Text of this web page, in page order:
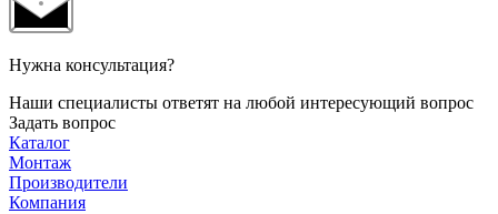
Нужна консультация?
Наши специалисты ответят на любой интересующий вопрос
Задать вопрос
Каталог
Монтаж
Производители
Компания